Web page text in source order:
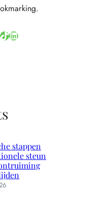
TikTok LinkedIn
stappen
steun